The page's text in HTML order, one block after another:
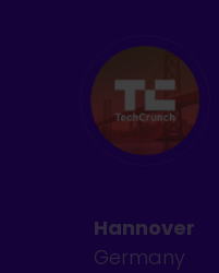
Hannover
Germany